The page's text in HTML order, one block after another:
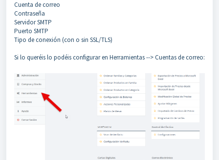
Cuenta de correo
Contraseña
Servidor SMTP
Puerto SMTP
Tipo de conexión (con o sin SSL/TLS)
Si lo queréis lo podéis configurar en Herramientas --> Cuentas de correo: